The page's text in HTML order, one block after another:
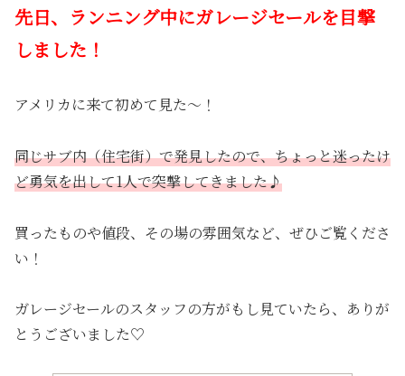
先日、ランニング中にガレージセールを目撃
しました！
アメリカに来て初めて見た〜！
同じサブ内（住宅街）で発見したので、ちょっと迷ったけ
ど勇気を出して1人で突撃してきました♪
買ったものや値段、その場の雰囲気など、ぜひご覧くださ
い！
ガレージセールのスタッフの方がもし見ていたら、ありが
とうございました♡